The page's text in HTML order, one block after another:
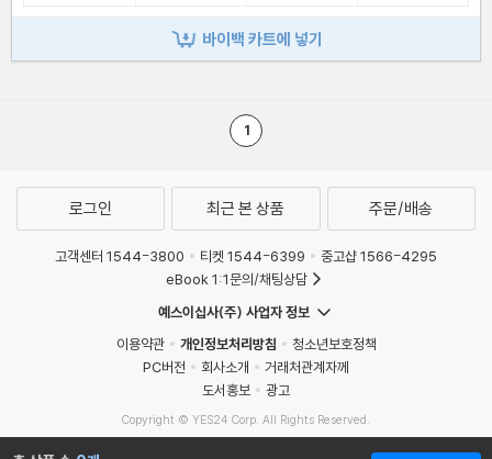
바이백 카트에 넣기
1
로그인 최근 본 상품 주문/배송
고객센터 1544-3800 티켓 1544-6399
중고샵 1566-4295
eBook 1:1문의/채팅상담
예스이십사(주) 사업자 정보
이용약관
개인정보처리방침
청소년보호정책
PC버전
회사소개
거래처관계자께
도서홍보
광고
Copyright © YES24 Corp. All Rights Reserved.
MATOM9